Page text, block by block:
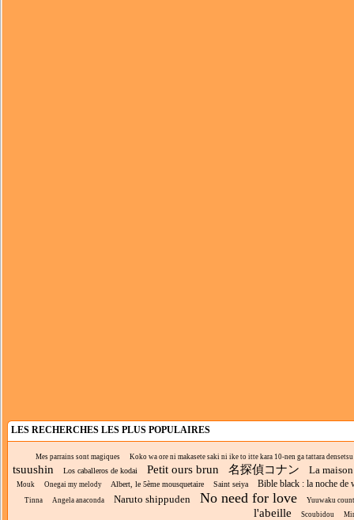
LES RECHERCHES LES PLUS POPULAIRES
Mes parrains sont magiques Koko wa ore ni makasete saki ni ike to itte kara 10-nen ga tattara
tsuushin Los caballeros de kodai Petit ours brun 名探偵コナン La
Mouk Onegai my melody Albert, le 5ème mousquetaire Saint seiya Bible black : la noche de
Tinna Angela anaconda Naruto shippuden No need for love Yuuwaku
l'abeille Scoubidou